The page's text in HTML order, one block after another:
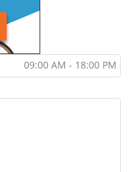
09:00 AM - 18:00 PM